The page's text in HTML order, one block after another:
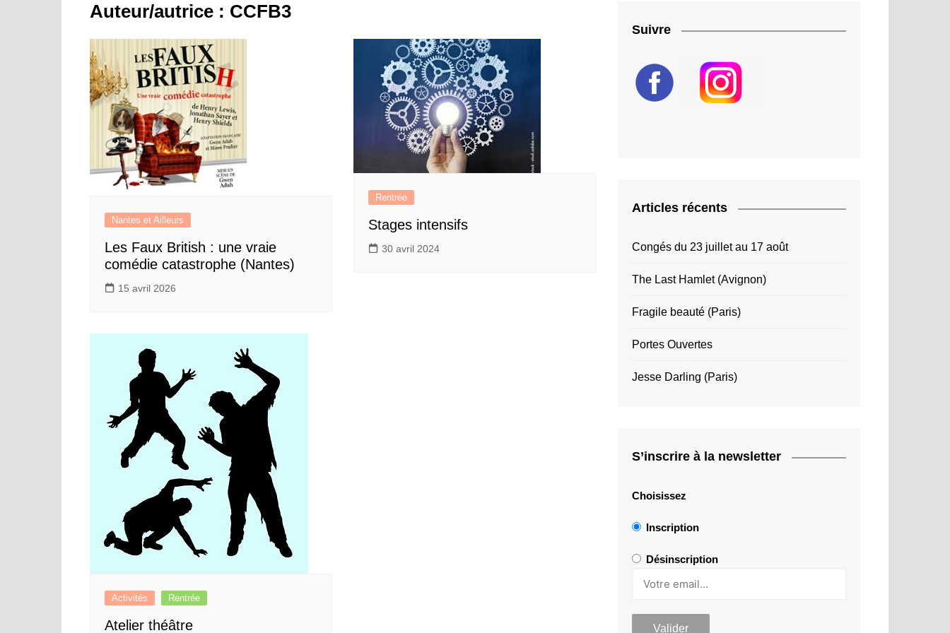
Toutes nos activités
Adhésion
Règlement intérieur
Stages intensifs
The English Theatre
Voyager
Séries TV britanniques
Elizabeth II
Food & drinks
On aime aussi…
Adresses utiles
Etudier online
Auteur/autrice : CCFB3
Nantes et Ailleurs
Les Faux British : une vraie
comédie catastrophe (Nantes)
15 avril 2026
Rentrée
Stages intensifs
30 avril 2024
Activités Rentrée
Atelier théâtre
Suivre
Articles récents
Congés du 23 juillet au 17 août
The Last Hamlet (Avignon)
Fragile beauté (Paris)
Portes Ouvertes
Jesse Darling (Paris)
S’inscrire à la newsletter
Choisissez
Inscription
Désinscription